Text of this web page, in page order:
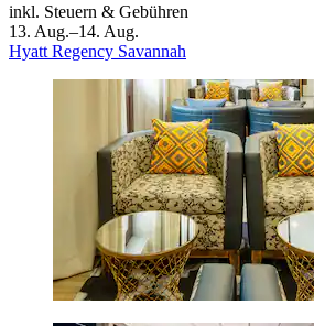
inkl. Steuern & Gebühren
13. Aug.–14. Aug.
Hyatt Regency Savannah